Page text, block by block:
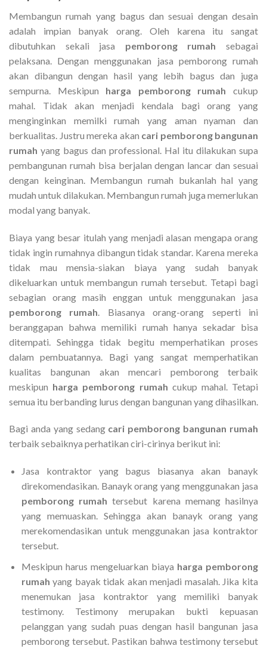
Membangun rumah yang bagus dan sesuai dengan desain
adalah impian banyak orang. Oleh karena itu sangat
dibutuhkan sekali jasa pemborong rumahsebagai
pelaksana. Dengan menggunakan jasa pemborong rumah
akan dibangun dengan hasil yang lebih bagus dan juga
sempurna. Meskipun harga pemborong rumahcukup
mahal. Tidak akan menjadi kendala bagi orang yang
menginginkan memilki rumah yang aman nyaman dan
berkualitas. Justru mereka akan cari pemborong bangunan
rumah yang bagus dan professional. Hal itu dilakukan supa
pembangunan rumah bisa berjalan dengan lancar dan sesuai
dengan keinginan. Membangun rumah bukanlah hal yang
mudah untuk dilakukan. Membangun rumah juga memerlukan
modal yang banyak.
Biaya yang besar itulah yang menjadi alasan mengapa orang
tidak ingin rumahnya dibangun tidak standar. Karena mereka
tidak mau mensia-siakan biaya yang sudah banyak
dikeluarkan untuk membangun rumah tersebut. Tetapi bagi
sebagian orang masih enggan untuk menggunakan jasa
pemborong rumah . Biasanya orang-orang seperti ini
beranggapan bahwa memiliki rumah hanya sekadar bisa
ditempati. Sehingga tidak begitu memperhatikan proses
dalam pembuatannya. Bagi yang sangat memperhatikan
kualitas bangunan akan mencari pemborong terbaik
meskipun harga pemborong rumah cukup mahal. Tetapi
semua itu berbanding lurus dengan bangunan yang dihasilkan.
Bagi anda yang sedang cari pemborong bangunan rumah
terbaik sebaiknya perhatikan ciri-cirinya berikut ini:
Jasa kontraktor yang bagus biasanya akan banayk
direkomendasikan. Banayk orang yang menggunakan jasa
pemborong rumah tersebut karena memang hasilnya
yang memuaskan. Sehingga akan banayk orang yang
merekomendasikan untuk menggunakan jasa kontraktor
tersebut.
Meskipun harus mengeluarkan biaya harga pemborong
rumah yang bayak tidak akan menjadi masalah. Jika kita
menemukan jasa kontraktor yang memiliki banyak
testimony. Testimony merupakan bukti kepuasan
pelanggan yang sudah puas dengan hasil bangunan jasa
pemborong tersebut. Pastikan bahwa testimony tersebut